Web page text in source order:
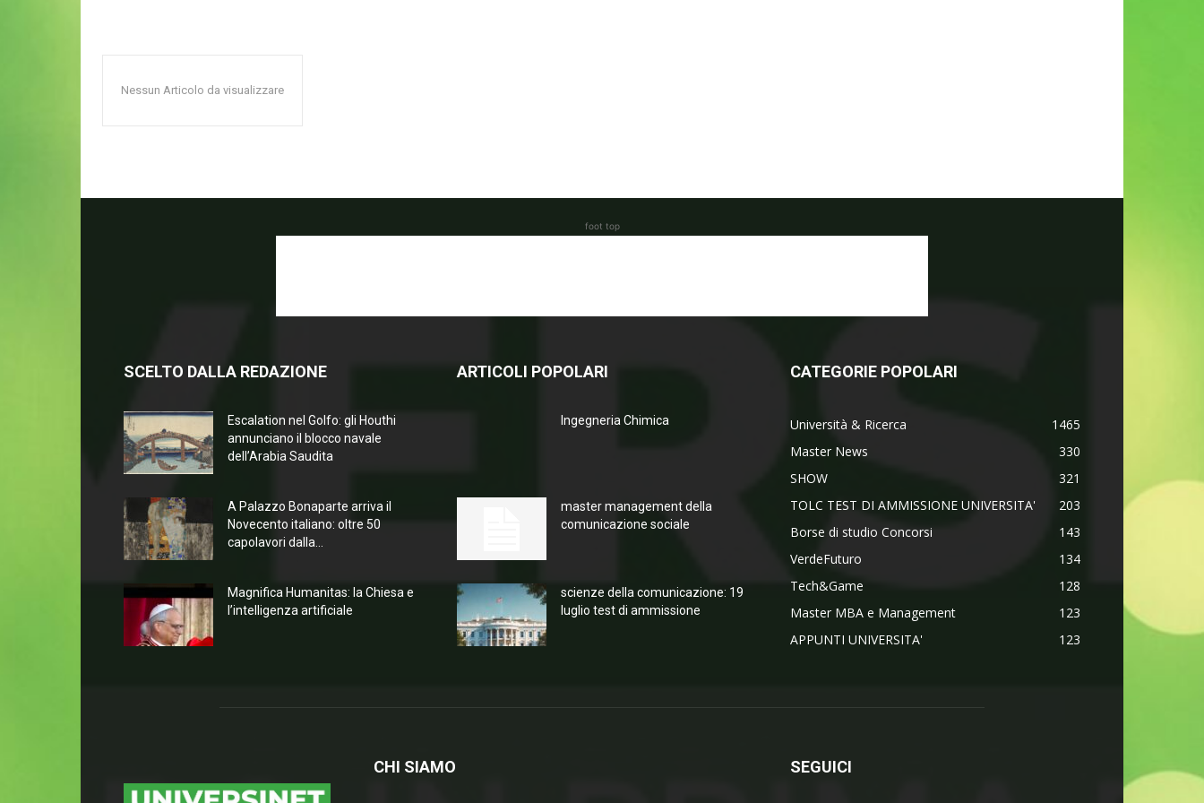
Nessun Articolo da visualizzare
foot top
SCELTO DALLA REDAZIONE
Escalation nel Golfo: gli Houthi
annunciano il blocco navale
dell’Arabia Saudita
A Palazzo Bonaparte arriva il
Novecento italiano: oltre 50
capolavori dalla...
Magnifica Humanitas: la Chiesa e
l’intelligenza artificiale
ARTICOLI POPOLARI
Ingegneria Chimica
master management della
comunicazione sociale
scienze della comunicazione: 19
luglio test di ammissione
CATEGORIE POPOLARI
Università & Ricerca
1465
Master News
330
SHOW
321
TOLC TEST DI AMMISSIONE UNIVERSITA'
203
Borse di studio Concorsi
143
VerdeFuturo
134
Tech&Game
128
Master MBA e Management
123
APPUNTI UNIVERSITA'
123
CHI SIAMO SEGUICI